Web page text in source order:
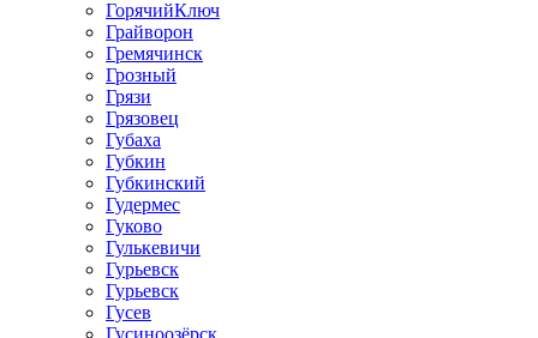
ГорячийКлюч
Грайворон
Гремячинск
Грозный
Грязи
Грязовец
Губаха
Губкин
Губкинский
Гудермес
Гуково
Гулькевичи
Гурьевск
Гурьевск
Гусев
Гусиноозёрск